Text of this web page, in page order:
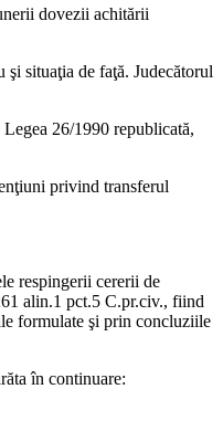
dovezii achitării
situaţia de faţă. Judecătorul
26/1990 republicată,
privind transferul
respingerii cererii de
alin.1 pct.5 C.pr.civ., fiind
formulate şi prin concluziile
în continuare: